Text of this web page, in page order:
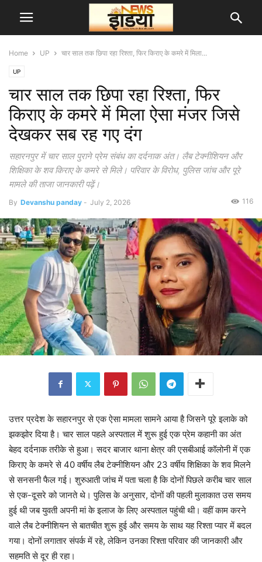
Home UP चार साल तक छिपा रहा रिश्ता, फिर किराए के कमरे में मिला...
UP
चार साल तक छिपा रहा रिश्ता, फिर
किराए के कमरे में मिला ऐसा मंजर जिसे
देखकर सब रह गए दंग
सहारनपुर में चार साल पुराने प्रेम संबंध का दर्दनाक अंत। लैब टेक्नीशियन और
शिक्षिका के शव किराए के कमरे से मिले। परिवार के विरोध, पुलिस जांच और पूरे
मामले की ताजा जानकारी पढ़ें।
By Devanshu panday - July 2, 2026 116
उत्तर प्रदेश के सहारनपुर से एक ऐसा मामला सामने आया है जिसने पूरे इलाके को
झकझोर दिया है। चार साल पहले अस्पताल में शुरू हुई एक प्रेम कहानी का अंत
बेहद दर्दनाक तरीके से हुआ। सदर बाजार थाना क्षेत्र की एसबीआई कॉलोनी में एक
किराए के कमरे से 40 वर्षीय लैब टेक्नीशियन और 23 वर्षीय शिक्षिका के शव मिलने
से सनसनी फैल गई। शुरुआती जांच में पता चला है कि दोनों पिछले करीब चार साल
से एक-दूसरे को जानते थे। पुलिस के अनुसार, दोनों की पहली मुलाकात उस समय
हुई थी जब युवती अपनी मां के इलाज के लिए अस्पताल पहुंची थी। वहीं काम करने
वाले लैब टेक्नीशियन से बातचीत शुरू हुई और समय के साथ यह रिश्ता प्यार में बदल
गया। दोनों लगातार संपर्क में रहे, लेकिन उनका रिश्ता परिवार की जानकारी और
सहमति से दूर ही रहा।